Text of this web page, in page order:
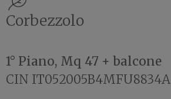
Corbezzolo
1° Piano, Mq 47 + balcone
CIN IT052005B4MFU8834A